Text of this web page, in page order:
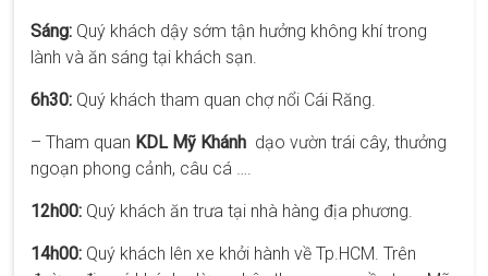
Sáng: Quý khách dậy sớm tận hưởng không khí trong
lành và ăn sáng tại khách sạn.
6h30: Quý khách tham quan chợ nổi Cái Răng.
– Tham quan KDL Mỹ Khánh dạo vườn trái cây, thưởng
ngoạn phong cảnh, câu cá ….
12h00: Quý khách ăn trưa tại nhà hàng địa phương.
14h00: Quý khách lên xe khởi hành về Tp.HCM. Trên